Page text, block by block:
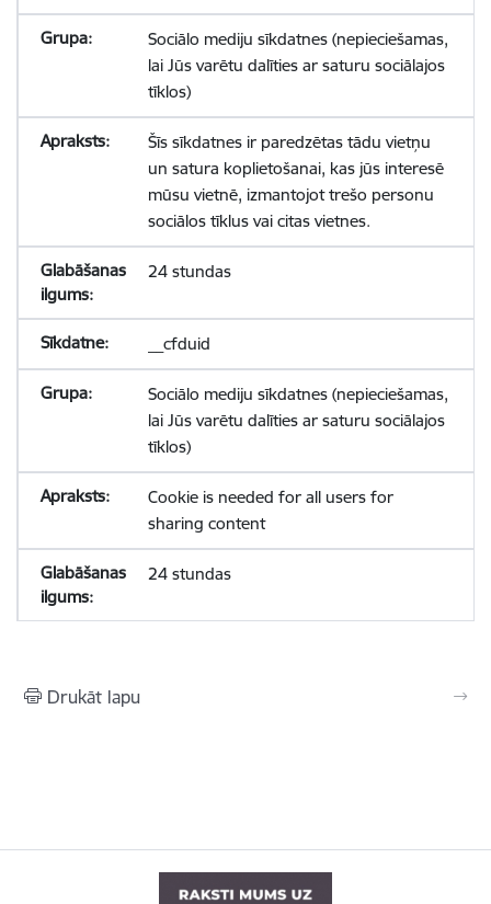
Sociālo mediju sīkdatnes (nepieciešamas,
lai Jūs varētu dalīties ar saturu sociālajos
tīklos)
Šīs sīkdatnes ir paredzētas tādu vietņu
un satura koplietošanai, kas jūs interesē
mūsu vietnē, izmantojot trešo personu
sociālos tīklus vai citas vietnes.
24 stundas
__cfduid
Sociālo mediju sīkdatnes (nepieciešamas,
lai Jūs varētu dalīties ar saturu sociālajos
tīklos)
Cookie is needed for all users for
sharing content
24 stundas
Drukāt lapu